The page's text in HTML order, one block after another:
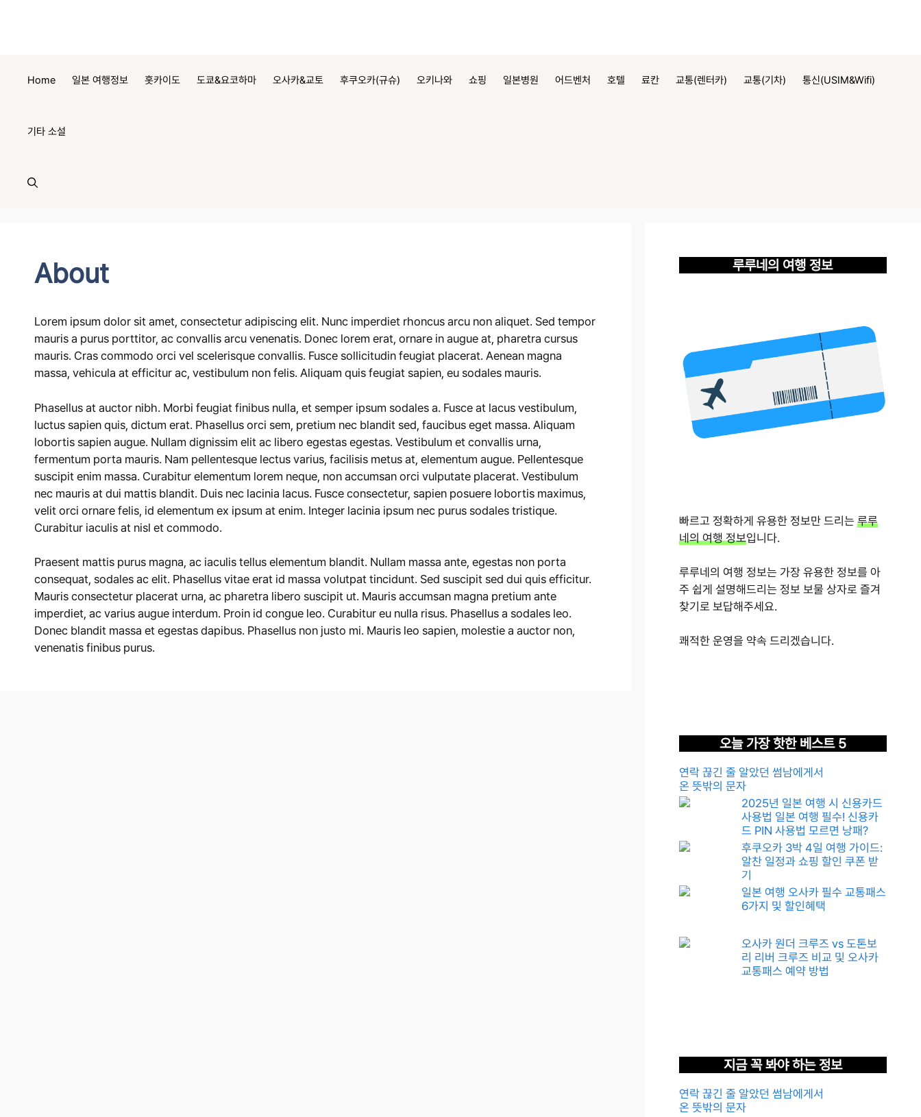
Home 일본 여행정보 홋카이도 도쿄&요코하마 오사카&교토 후쿠오카(규슈) 오키나와 쇼핑 일본병원 어드벤처 호텔 료칸 교통(렌터카) 교통(기차) 통신(USIM&Wifi)
기타 소설
About
Lorem ipsum dolor sit amet, consectetur adipiscing elit. Nunc imperdiet rhoncus arcu non aliquet. Sed tempor
mauris a purus porttitor, ac convallis arcu venenatis. Donec lorem erat, ornare in augue at, pharetra cursus
mauris. Cras commodo orci vel scelerisque convallis. Fusce sollicitudin feugiat placerat. Aenean magna
massa, vehicula at efficitur ac, vestibulum non felis. Aliquam quis feugiat sapien, eu sodales mauris.
Phasellus at auctor nibh. Morbi feugiat finibus nulla, et semper ipsum sodales a. Fusce at lacus vestibulum,
luctus sapien quis, dictum erat. Phasellus orci sem, pretium nec blandit sed, faucibus eget massa. Aliquam
lobortis sapien augue. Nullam dignissim elit ac libero egestas egestas. Vestibulum et convallis urna,
fermentum porta mauris. Nam pellentesque lectus varius, facilisis metus at, elementum augue. Pellentesque
suscipit enim massa. Curabitur elementum lorem neque, non accumsan orci vulputate placerat. Vestibulum
nec mauris at dui mattis blandit. Duis nec lacinia lacus. Fusce consectetur, sapien posuere lobortis maximus,
velit orci ornare felis, id elementum ex ipsum at enim. Integer lacinia ipsum nec purus sodales tristique.
Curabitur iaculis at nisl et commodo.
Praesent mattis purus magna, ac iaculis tellus elementum blandit. Nullam massa ante, egestas non porta
consequat, sodales ac elit. Phasellus vitae erat id massa volutpat tincidunt. Sed suscipit sed dui quis efficitur.
Mauris consectetur placerat urna, ac pharetra libero suscipit ut. Mauris accumsan magna pretium ante
imperdiet, ac varius augue interdum. Proin id congue leo. Curabitur eu nulla risus. Phasellus a sodales leo.
Donec blandit massa et egestas dapibus. Phasellus non justo mi. Mauris leo sapien, molestie a auctor non,
venenatis finibus purus.
루루네의 여행 정보
빠르고 정확하게 유용한 정보만 드리는 루루
네의 여행 정보입니다.
루루네의 여행 정보는 가장 유용한 정보를 아
주 쉽게 설명해드리는 정보 보물 상자로 즐겨
찾기로 보답해주세요.
쾌적한 운영을 약속 드리겠습니다.
오늘 가장 핫한 베스트 5
연락 끊긴 줄 알았던 썸남에게서
온 뜻밖의 문자
2025년 일본 여행 시 신용카드
사용법 일본 여행 필수! 신용카
드 PIN 사용법 모르면 낭패?
후쿠오카 3박 4일 여행 가이드:
알찬 일정과 쇼핑 할인 쿠폰 받
기
일본 여행 오사카 필수 교통패스
6가지 및 할인혜택
오사카 원더 크루즈 vs 도톤보
리 리버 크루즈 비교 및 오사카
교통패스 예약 방법
지금 꼭 봐야 하는 정보
연락 끊긴 줄 알았던 썸남에게서
온 뜻밖의 문자